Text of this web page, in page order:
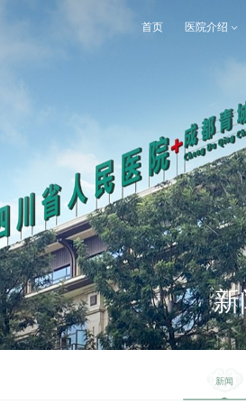
首页 医院介绍
新
新闻